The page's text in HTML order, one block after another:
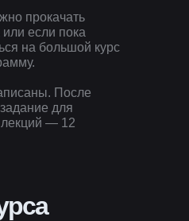
прокачать
если пока
на большой курс
После
для
— 12